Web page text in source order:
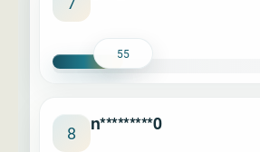
55
8 n*********0